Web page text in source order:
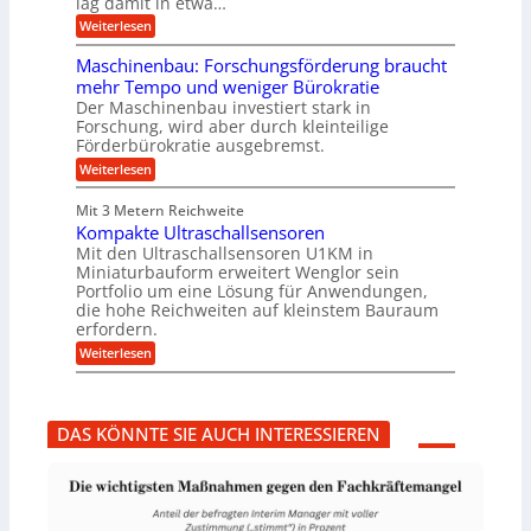
u
n
g
e
n
B
S
C
L
w
e
i
t
e
r
e
n
t
w
i
c
k
e
r
e
e
s
H
y
b
r
i
d
-
u
g
e
l
a
g
e
r
Weiterlesen:
T
u
m
p
f
e
r
z
i
e
t
U
m
s
a
t
z
k
n
p
ü
r
V
o
Maschinenbau: Forschungsförderung braucht
mehr Tempo und weniger Bürokratie
Der Maschinenbau investiert stark in
Forschung, wird aber durch kleinteilige
Förderbürokratie ausgebremst.
Weiterlesen:
M
s
c
h
i
n
e
n
b
a
u
r
s
h
n
Mit 3 Metern Reichweite
Kompakte Ultraschallsensoren
Mit den Ultraschallsensoren U1KM in
Miniaturbauform erweitert Wenglor sein
Portfolio um eine Lösung für Anwendungen,
die hohe Reichweiten auf kleinstem Bauraum
erfordern.
Weiterlesen:
K
p
a
k
e
l
DAS KÖNNTE SIE AUCH INTERESSIEREN